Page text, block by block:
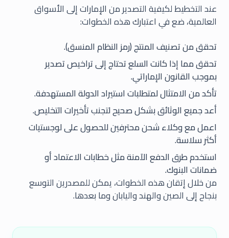
عند التخطيط لكيفية التصدير من الإمارات إلى الأسواق
العالمية، ضع في اعتبارك هذه الخطوات:
تحقق من تصنيف المنتج (رمز النظام المنسق).
تحقق مما إذا كانت السلع تحتاج إلى تراخيص تصدير
بموجب القانون الإماراتي.
تأكد من الامتثال لمتطلبات استيراد الدولة المستهدفة.
أعد جميع الوثائق بشكل صحيح لتجنب تأخيرات التخليص.
اعمل مع وكلاء شحن محترفين للحصول على لوجستيات
أكثر سلاسة.
استخدم طرق الدفع الآمنة مثل خطابات الاعتماد أو
ضمانات البنوك.
من خلال إتقان هذه الخطوات، يمكن للمصدرين التوسع
بنجاح إلى الصين والهند واليابان وما بعدها.